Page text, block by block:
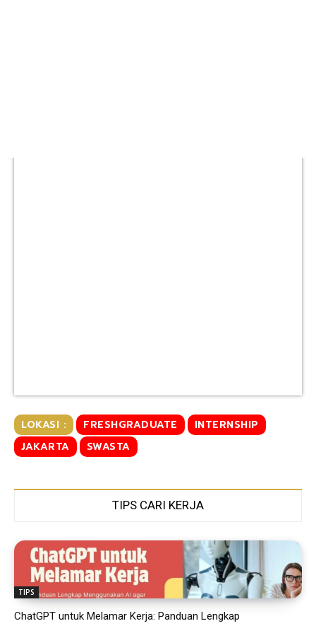
LOKASI : FRESHGRADUATE
INTERNSHIP
JAKARTA
SWASTA
TIPS CARI KERJA
TIPS
ChatGPT untuk Melamar Kerja: Panduan Lengkap